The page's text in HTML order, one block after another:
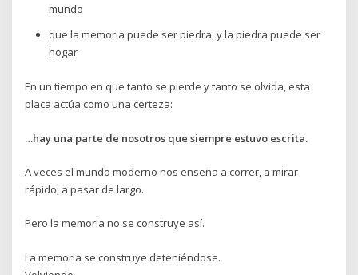
mundo
que la memoria puede ser piedra, y la piedra puede ser
hogar
En un tiempo en que tanto se pierde y tanto se olvida, esta
placa actúa como una certeza:
…hay una parte de nosotros que siempre estuvo escrita.
A veces el mundo moderno nos enseña a correr, a mirar
rápido, a pasar de largo.
Pero la memoria no se construye así.
La memoria se construye deteniéndose.